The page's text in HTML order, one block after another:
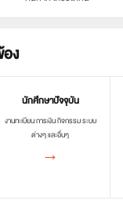
ง
นักศึกษาปัจจุบัน
งานทะเบียน การเงิน กิจกรรม ระบบ
ต่างๆ และอื่นๆ
→